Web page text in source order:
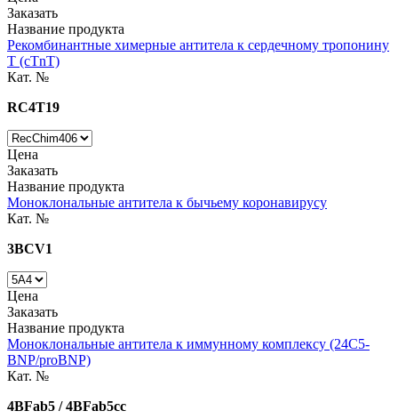
Заказать
Название продукта
Рекомбинантные химерные антитела к сердечному тропонину
Т (cTnT)
Кат. №
RC4T19
Цена
Заказать
Название продукта
Моноклональные антитела к бычьему коронавирусу
Кат. №
3BCV1
Цена
Заказать
Название продукта
Моноклональные антитела к иммунному комплексу (24C5-
BNP/proBNP)
Кат. №
4BFab5 / 4BFab5cc